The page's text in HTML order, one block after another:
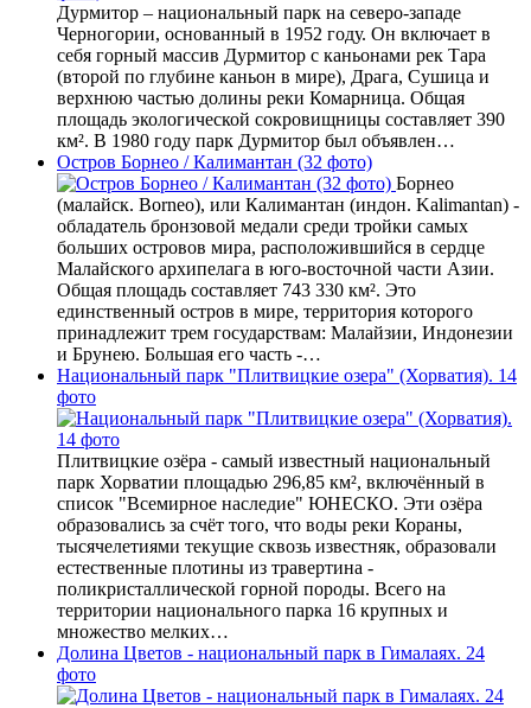
Дурмитор – национальный парк на северо-западе
Черногории, основанный в 1952 году. Он включает в
себя горный массив Дурмитор с каньонами рек Тара
(второй по глубине каньон в мире), Драга, Сушица и
верхнюю частью долины реки Комарница. Общая
площадь экологической сокровищницы составляет 390
км². В 1980 году парк Дурмитор был объявлен…
Остров Борнео / Калимантан (32 фото)
Борнео
(малайск. Borneo), или Калимантан (индон. Kalimantan) -
обладатель бронзовой медали среди тройки самых
больших островов мира, расположившийся в сердце
Малайского архипелага в юго-восточной части Азии.
Общая площадь составляет 743 330 км². Это
единственный остров в мире, территория которого
принадлежит трем государствам: Малайзии, Индонезии
и Брунею. Большая его часть -…
Национальный парк "Плитвицкие озера" (Хорватия). 14
фото
Плитвицкие озёра - самый известный национальный
парк Хорватии площадью 296,85 км², включённый в
список "Всемирное наследие" ЮНЕСКО. Эти озёра
образовались за счёт того, что воды реки Кораны,
тысячелетиями текущие сквозь известняк, образовали
естественные плотины из травертина -
поликристаллической горной породы. Всего на
территории национального парка 16 крупных и
множество мелких…
Долина Цветов - национальный парк в Гималаях. 24
фото